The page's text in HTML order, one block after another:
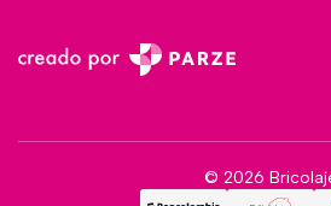
© 2026